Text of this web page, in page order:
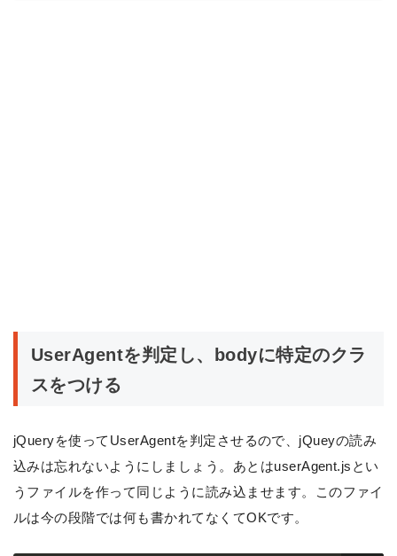
UserAgentを判定し、bodyに特定のクラ
スをつける
jQueryを使ってUserAgentを判定させるので、jQueyの読み
込みは忘れないようにしましょう。あとはuserAgent.jsとい
うファイルを作って同じように読み込ませます。このファイ
ルは今の段階では何も書かれてなくてOKです。